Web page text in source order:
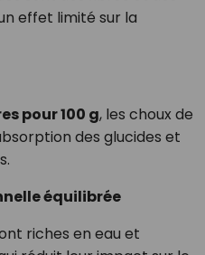
effet limité sur la
pour 100 g, les choux de
des glucides et
équilibrée
riches en eau et